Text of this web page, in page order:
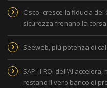
Cisco: cresce la fiducia dei
sicurezza frenano la corsa
Seeweb, più potenza di
SAP: il ROI dell’AI
restano il vero banco di